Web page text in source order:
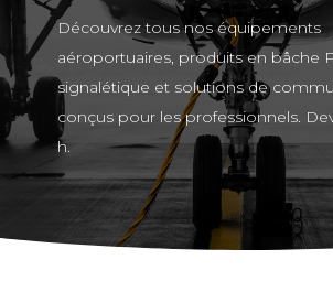
Découvrez tous nos équipements
aéroportuaires, produits en bâche
signalétique et solutions de
conçus pour les professionnels.
h.